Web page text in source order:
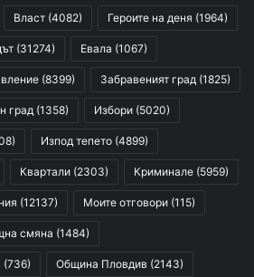
Власт (4082) Героите на деня (1964)
(31274) Евала (1067)
(8399) Забравеният град (1825)
град (1358) Избори (5020)
Изпод тепето (4899)
Квартали (2303) Криминале (5959)
(12137) Моите отговори (115)
смяна (1484)
(736) Община Пловдив (2143)